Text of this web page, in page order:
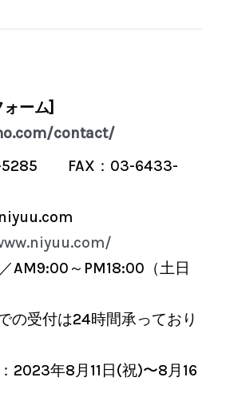
ーム]
contact/
5285 FAX：03-6433-
AM9:00～PM18:00（土日
の受付は24時間承っており
2023年8月11日(祝)〜8月16